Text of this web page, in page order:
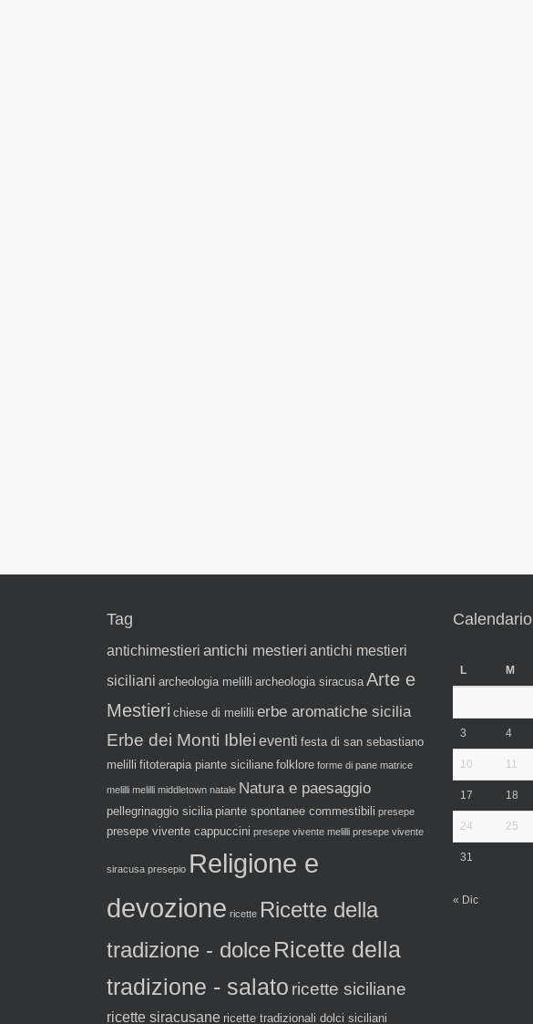
Tag
antichimestieri antichi mestieri antichi mestieri
siciliani archeologia melilli archeologia siracusa Arte e
Mestieri chiese di melilli erbe aromatiche sicilia
Erbe dei Monti Iblei eventi festa di san sebastiano
melilli fitoterapia piante siciliane folklore forme di pane matrice
melilli melilli middletown natale Natura e paesaggio
pellegrinaggio sicilia piante spontanee commestibili presepe
presepe vivente cappuccini presepe vivente melilli presepe vivente
siracusa presepio Religione e
devozione ricette Ricette della
tradizione - dolceRicette della
tradizione - salato ricette siciliane
ricette siracusane ricette tradizionali dolci siciliani
Calendario
L
M
3 4
10 11
17 18
24 25
31
« Dic